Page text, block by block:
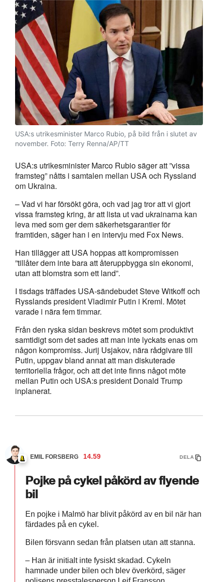
USA:s utrikesminister Marco Rubio, på bild från i slutet av
november. Foto: Terry Renna/AP/TT
USA:s utrikesminister Marco Rubio säger att ”vissa
framsteg” nåtts i samtalen mellan USA och Ryssland
om Ukraina.
– Vad vi har försökt göra, och vad jag tror att vi gjort
vissa framsteg kring, är att lista ut vad ukrainarna kan
leva med som ger dem säkerhetsgarantier för
framtiden, säger han i en intervju med Fox News.
Han tillägger att USA hoppas att kompromissen
”tillåter dem inte bara att återuppbygga sin ekonomi,
utan att blomstra som ett land”.
I tisdags träffades USA-sändebudet Steve Witkoff och
Rysslands president Vladimir Putin i Kreml. Mötet
varade i nära fem timmar.
Från den ryska sidan beskrevs mötet som produktivt
samtidigt som det sades att man inte lyckats enas om
någon kompromiss. Jurij Usjakov, nära rådgivare till
Putin, uppgav bland annat att man diskuterade
territoriella frågor, och att det inte finns något möte
mellan Putin och USA:s president Donald Trump
inplanerat.
EMIL FORSBERG 14.59 DELA
Pojke på cykel påkörd av flyende
bil
En pojke i Malmö har blivit påkörd av en bil när han
färdades på en cykel.
Bilen försvann sedan från platsen utan att stanna.
– Han är initialt inte fysiskt skadad. Cykeln
hamnade under bilen och blev överkörd, säger